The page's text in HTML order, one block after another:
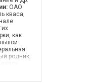
ОАО
кваса,
как
родник,